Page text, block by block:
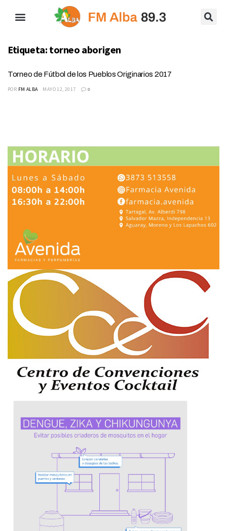
Etiqueta: torneo aborigen
Torneo de Fútbol de los Pueblos Originarios 2017
POR FM ALBA MAYO 12, 2017 0